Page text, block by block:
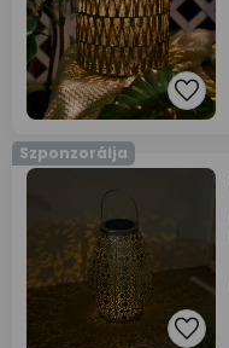
Szponzorálja